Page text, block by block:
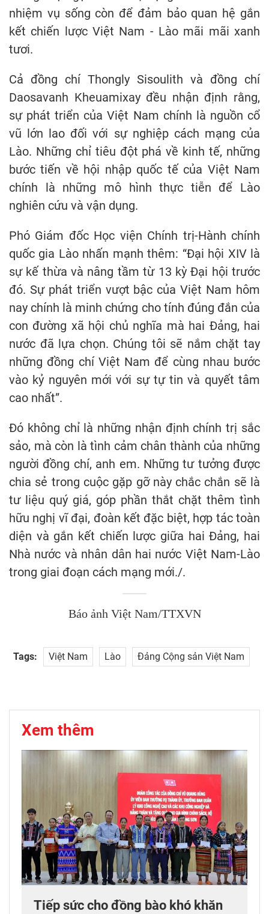
nhiệm vụ sống còn để đảm bảo quan hệ gắn
kết chiến lược Việt Nam - Lào mãi mãi xanh
tươi.
Cả đồng chí Thongly Sisoulith và đồng chí
Daosavanh Kheuamixay đều nhận định rằng,
sự phát triển của Việt Nam chính là nguồn cổ
vũ lớn lao đối với sự nghiệp cách mạng của
Lào. Những chỉ tiêu đột phá về kinh tế, những
bước tiến về hội nhập quốc tế của Việt Nam
chính là những mô hình thực tiễn để Lào
nghiên cứu và vận dụng.
Phó Giám đốc Học viện Chính trị-Hành chính
quốc gia Lào nhấn mạnh thêm: “Đại hội XIV là
sự kế thừa và nâng tầm từ 13 kỳ Đại hội trước
đó. Sự phát triển vượt bậc của Việt Nam hôm
nay chính là minh chứng cho tính đúng đắn của
con đường xã hội chủ nghĩa mà hai Đảng, hai
nước đã lựa chọn. Chúng tôi sẽ nắm chặt tay
những đồng chí Việt Nam để cùng nhau bước
vào kỷ nguyên mới với sự tự tin và quyết tâm
cao nhất”.
Đó không chỉ là những nhận định chính trị sắc
sảo, mà còn là tình cảm chân thành của những
người đồng chí, anh em. Những tư tưởng được
chia sẻ trong cuộc gặp gỡ này chắc chắn sẽ là
tư liệu quý giá, góp phần thắt chặt thêm tình
hữu nghị vĩ đại, đoàn kết đặc biệt, hợp tác toàn
diện và gắn kết chiến lược giữa hai Đảng, hai
Nhà nước và nhân dân hai nước Việt Nam-Lào
trong giai đoạn cách mạng mới./.
Báo ảnh Việt Nam/TTXVN
Tags: Việt Nam Lào Đảng Cộng sản Việt Nam
Xem thêm
Tiếp sức cho đồng bào khó khăn